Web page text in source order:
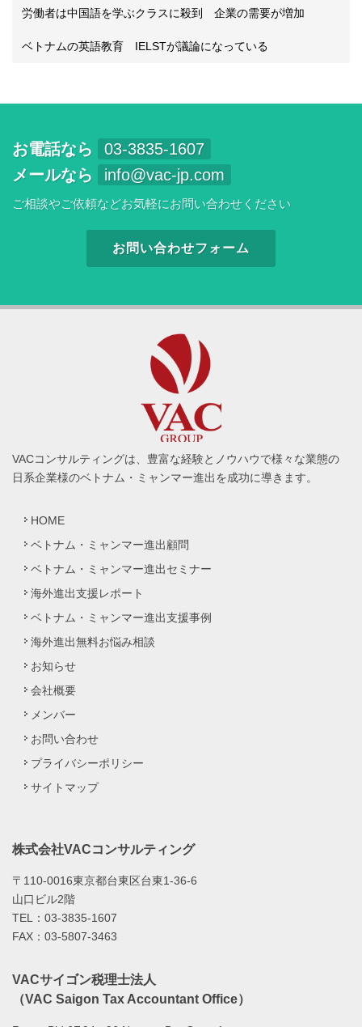
労働者は中国語を学ぶクラスに殺到 企業の需要が増加
ベトナムの英語教育 IELSTが議論になっている
お電話なら
03-3835-1607
メールなら
info@vac-jp.com
ご相談やご依頼などお気軽にお問い合わせください
お問い合わせフォーム
VACコンサルティングは、豊富な経験とノウハウで様々な業態の
日系企業様のベトナム・ミャンマー進出を成功に導きます。
HOME
ベトナム・ミャンマー進出顧問
ベトナム・ミャンマー進出セミナー
海外進出支援レポート
ベトナム・ミャンマー進出支援事例
海外進出無料お悩み相談
お知らせ
会社概要
メンバー
お問い合わせ
プライバシーポリシー
サイトマップ
株式会社VACコンサルティング
〒110-0016東京都台東区台東1-36-6
山口ビル2階
TEL：03-3835-1607
FAX：03-5807-3463
VACサイゴン税理士法人
（VAC Saigon Tax Accountant Office）